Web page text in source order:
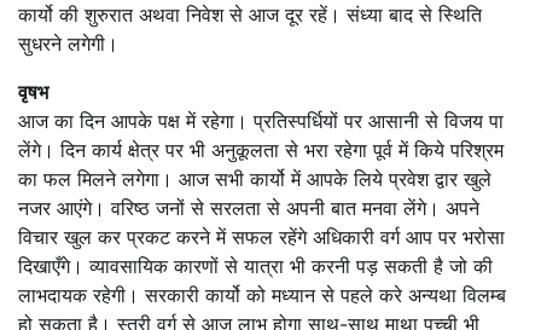
कार्यो की शुरुरात अथवा निवेश से आज दूर रहें। संध्या बाद से स्थिति
सुधरने लगेगी।
वृषभ
आज का दिन आपके पक्ष में रहेगा। प्रतिस्पर्धियों पर आसानी से विजय पा
लेंगे। दिन कार्य क्षेत्र पर भी अनुकूलता से भरा रहेगा पूर्व में किये परिश्रम
का फल मिलने लगेगा। आज सभी कार्यो में आपके लिये प्रवेश द्वार खुले
नजर आएंगे। वरिष्ठ जनों से सरलता से अपनी बात मनवा लेंगे। अपने
विचार खुल कर प्रकट करने में सफल रहेंगे अधिकारी वर्ग आप पर भरोसा
दिखाएँगे। व्यावसायिक कारणों से यात्रा भी करनी पड़ सकती है जो की
लाभदायक रहेगी। सरकारी कार्यो को मध्यान से पहले करे अन्यथा विलम्ब
हो सकता है। स्त्री वर्ग से आज लाभ होगा साथ-साथ माथा पच्ची भी